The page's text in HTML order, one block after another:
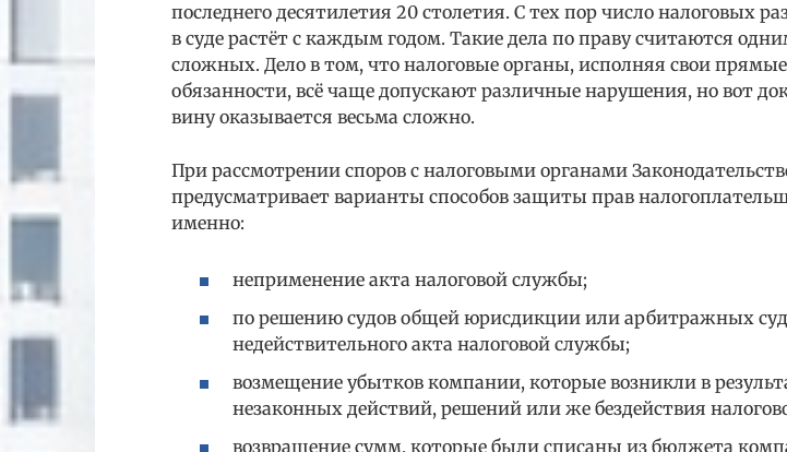
последнего десятилетия 20 столетия. С тех пор число налоговых
в суде растёт с каждым годом. Такие дела по праву считаются
сложных. Дело в том, что налоговые органы, исполняя свои прямые
обязанности, всё чаще допускают различные нарушения, но вот
вину оказывается весьма сложно.
При рассмотрении споров с налоговыми органами
предусматривает варианты способов защиты прав
именно:
неприменение акта налоговой службы;
по решению судов общей юрисдикции или арбитражных
недействительного акта налоговой службы;
возмещение убытков компании, которые возникли в
незаконных действий, решений или же бездействия
возвращение сумм, которые были списаны из бюджета